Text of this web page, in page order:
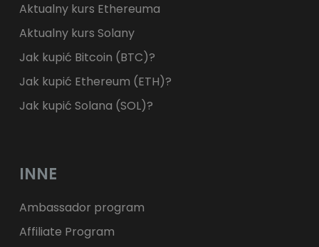
Aktualny kurs Ethereuma
Aktualny kurs Solany
Jak kupić Bitcoin (BTC)?
Jak kupić Ethereum (ETH)?
Jak kupić Solana (SOL)?
INNE
Ambassador program
Affiliate Program